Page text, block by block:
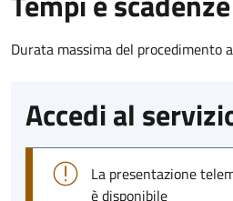
Durata massima del procedimento
Accedi al
La presentazione
è disponibile